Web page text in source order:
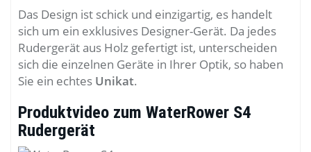
Das Design ist schick und einzigartig, es handelt
sich um ein exklusives Designer-Gerät. Da jedes
Rudergerät aus Holz gefertigt ist, unterscheiden
sich die einzelnen Geräte in Ihrer Optik, so haben
Sie ein echtes Unikat.
Produktvideo zum WaterRower S4
Rudergerät